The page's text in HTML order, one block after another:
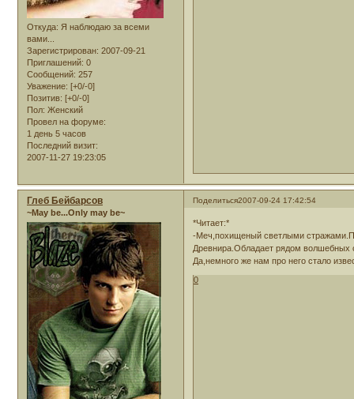
Откуда: Я наблюдаю за всеми
вами...
Зарегистрирован: 2007-09-21
Приглашений: 0
Сообщений: 257
Уважение: [+0/-0]
Позитив: [+0/-0]
Пол: Женский
Провел на форуме:
1 день 5 часов
Последний визит:
2007-11-27 19:23:05
Поделиться2007-09-24 17:42:54
Глеб Бейбарсов
~May be...Only may be~
*Читает:*
-Меч,похищеный светлыми
Древнира.Обладает рядом волшебных
Да,немного же нам про него стало
0